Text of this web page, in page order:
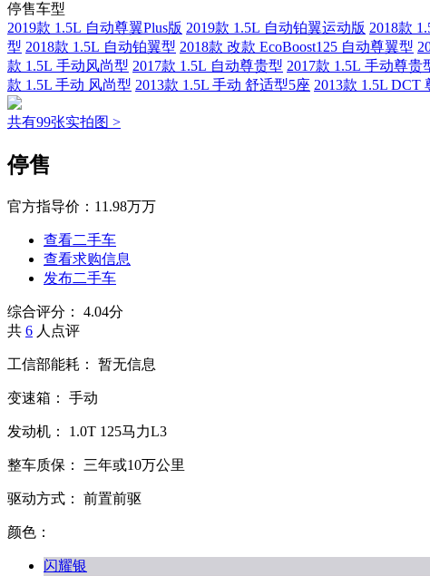
停售车型
2019款 1.5L 自动尊翼Plus版 2019款 1.5L 自动铂翼运动版 2018款
型 2018款 1.5L 自动铂翼型 2018款 改款 EcoBoost125 自动尊翼型
款 1.5L 手动风尚型 2017款 1.5L 自动尊贵型 2017款 1.5L 手动尊贵
款 1.5L 手动 风尚型 2013款 1.5L 手动 舒适型5座 2013款 1.5L DCT
共有99张实拍图 >
停售
官方指导价： 11.98万万
查看二手车
查看求购信息
发布二手车
综合评分：
4.04分
共 6 人点评
工信部能耗： 暂无信息
变速箱： 手动
发动机： 1.0T 125马力L3
整车质保： 三年或10万公里
驱动方式： 前置前驱
颜色：
闪耀银